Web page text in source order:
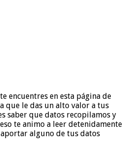
encuentres en esta página de
que le das un alto valor a tus
saber que datos recopilamos y
te animo a leer detenidamente
alguno de tus datos